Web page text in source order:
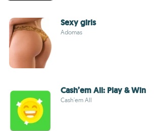
Sexy girls
Adomas
Cash’em All: Play & Win
Cash'em All